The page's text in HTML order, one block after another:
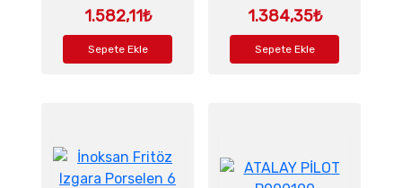
1.582,11₺
Sepete Ekle
1.384,35₺
Sepete Ekle